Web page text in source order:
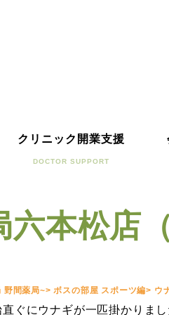
クリニック開業支援
DOCTOR SUPPORT
本松店
野間薬局~>ボスの部屋 スポーツ編> ウ
ぐにウナギが一匹掛かりま